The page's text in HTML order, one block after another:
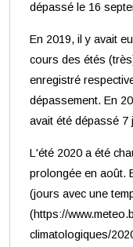
dépassé le 16
En 2019, il y avait
cours des étés
enregistré
dépassement. En
avait été dépassé 7
L'été 2020 a été
prolongée en août.
(jours avec une
(https://
climatologiques/